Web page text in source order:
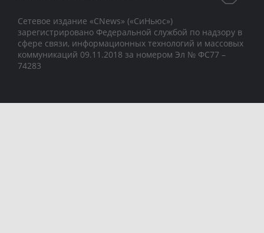
Сетевое издание «CNews» («СиНьюс»)
зарегистрировано Федеральной службой по надзору в
сфере связи, информационных технологий и массовых
коммуникаций 09.11.2018 за номером Эл № ФС77 –
74283